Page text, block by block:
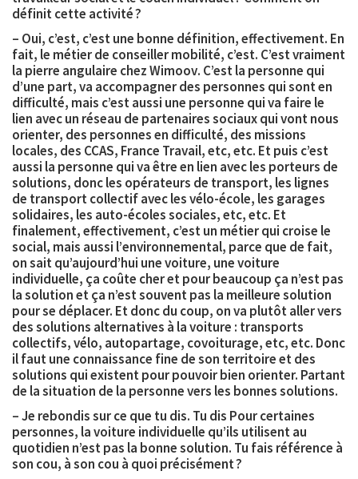
définit cette activité ?
– Oui, c’est, c’est une bonne définition, effectivement. En
fait, le métier de conseiller mobilité, c’est. C’est vraiment
la pierre angulaire chez Wimoov. C’est la personne qui
d’une part, va accompagner des personnes qui sont en
difficulté, mais c’est aussi une personne qui va faire le
lien avec un réseau de partenaires sociaux qui vont nous
orienter, des personnes en difficulté, des missions
locales, des CCAS, France Travail, etc, etc. Et puis c’est
aussi la personne qui va être en lien avec les porteurs de
solutions, donc les opérateurs de transport, les lignes
de transport collectif avec les vélo-école, les garages
solidaires, les auto-écoles sociales, etc, etc. Et
finalement, effectivement, c’est un métier qui croise le
social, mais aussi l’environnemental, parce que de fait,
on sait qu’aujourd’hui une voiture, une voiture
individuelle, ça coûte cher et pour beaucoup ça n’est pas
la solution et ça n’est souvent pas la meilleure solution
pour se déplacer. Et donc du coup, on va plutôt aller vers
dessolutions alternatives à la voiture : transports
collectifs, vélo, autopartage, covoiturage, etc, etc. Donc
il faut une connaissance fine de son territoire et des
solutions qui existent pour pouvoir bien orienter. Partant
de la situation de la personne vers les bonnes solutions.
– Je rebondis sur ce que tu dis. Tu dis Pour certaines
personnes, la voiture individuelle qu’ils utilisent au
quotidien n’est pas la bonne solution. Tu fais référence à
son cou, à son cou à quoi précisément ?